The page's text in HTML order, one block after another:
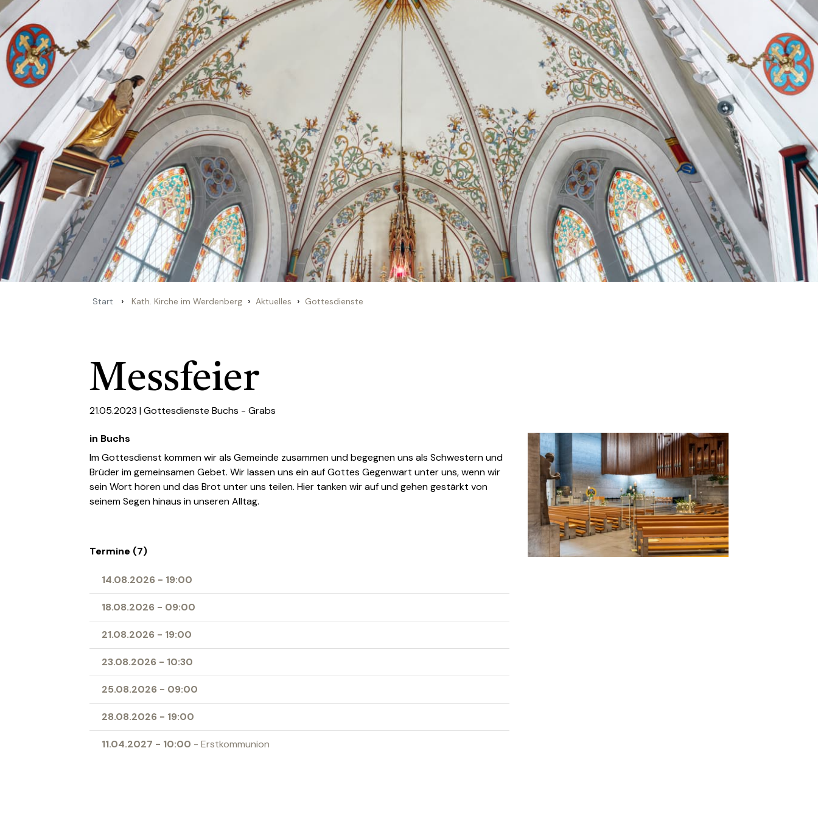
Start › Kath. Kirche im Werdenberg › Aktuelles › Gottesdienste
Messfeier
21.05.2023 |Gottesdienste Buchs - Grabs
in Buchs
Im Gottesdienst kommen wir als Gemeinde zusammen und begegnen uns als Schwestern und
Brüder im gemeinsamen Gebet. Wir lassen uns ein auf Gottes Gegenwart unter uns, wenn wir
sein Wort hören und das Brot unter uns teilen. Hier tanken wir auf und gehen gestärkt von
seinem Segen hinaus in unseren Alltag.
Termine (7)
14.08.2026 - 19:00
18.08.2026 - 09:00
21.08.2026 - 19:00
23.08.2026 - 10:30
25.08.2026 - 09:00
28.08.2026 - 19:00
11.04.2027 - 10:00 - Erstkommunion